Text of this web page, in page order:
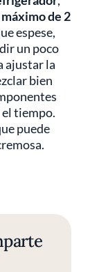
máximo de 2
espese,
un poco
ajustar la
bien
tiempo.
puede